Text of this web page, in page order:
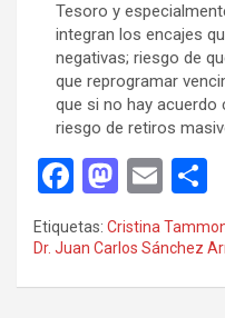
Tesoro y
integran los encajes
negativas; riesgo de
que reprogramar
que si no hay acuerdo
riesgo de retiros
F
a
ce
b
M
a
st
o
E
m
ail
p
Etiquetas: Cristina
Dr. Juan Carlos Sánchez